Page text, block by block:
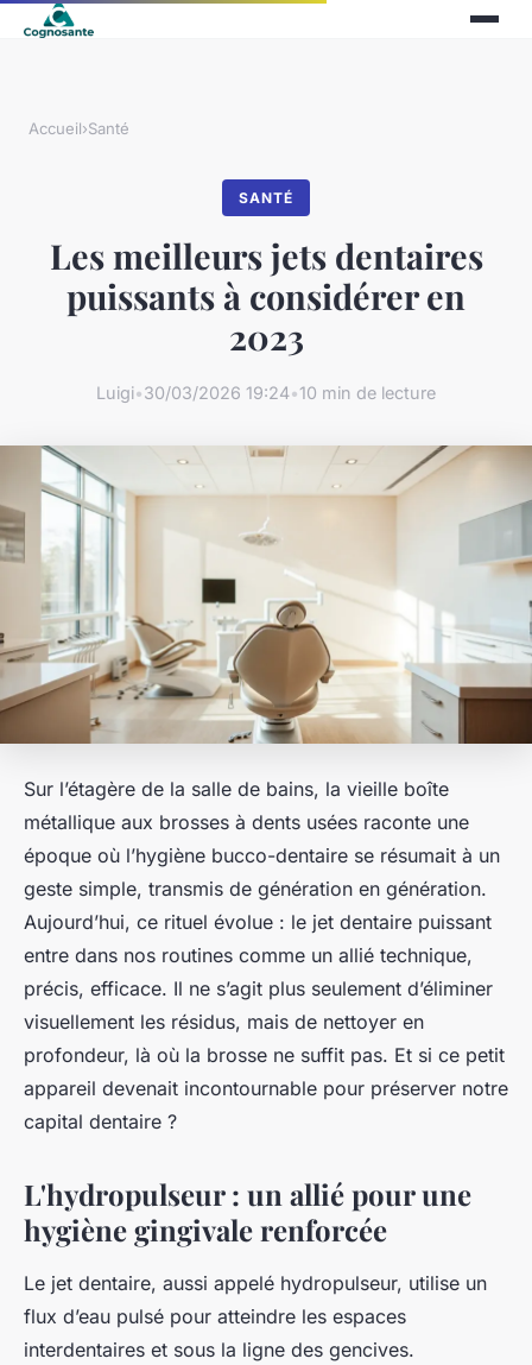
Accueil›Santé
SANTÉ
Les meilleurs jets dentaires
puissants à considérer en
2023
Luigi•30/03/2026 19:24•10 min de lecture
Sur l’étagère de la salle de bains, la vieille boîte
métallique aux brosses à dents usées raconte une
époque où l’hygiène bucco-dentaire se résumait à un
geste simple, transmis de génération en génération.
Aujourd’hui, ce rituel évolue : le jet dentaire puissant
entre dans nos routines comme un allié technique,
précis, efficace. Il ne s’agit plus seulement d’éliminer
visuellement les résidus, mais de nettoyer en
profondeur, là où la brosse ne suffit pas. Et si ce petit
appareil devenait incontournable pour préserver notre
capital dentaire ?
L'hydropulseur : un allié pour une
hygiène gingivale renforcée
Le jet dentaire, aussi appelé hydropulseur, utilise un
flux d’eau pulsé pour atteindre les espaces
interdentaires et sous la ligne des gencives.